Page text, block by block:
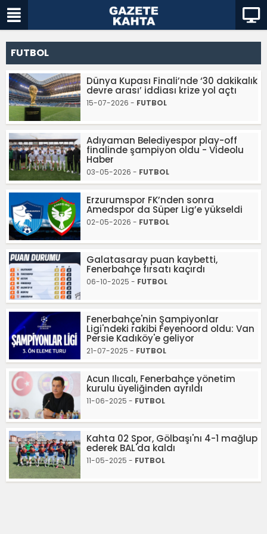
FUTBOL
Dünya Kupası Finali’nde ‘30 dakikalık
devre arası’ iddiası krize yol açtı
15-07-2026 - FUTBOL
Adıyaman Belediyespor play-off
finalinde şampiyon oldu - Videolu
Haber
03-05-2026 - FUTBOL
Erzurumspor FK’nden sonra
Amedspor da Süper Lig’e yükseldi
02-05-2026 - FUTBOL
Galatasaray puan kaybetti,
Fenerbahçe fırsatı kaçırdı
06-10-2025 - FUTBOL
Fenerbahçe'nin Şampiyonlar
Ligi'ndeki rakibi Feyenoord oldu: Van
Persie Kadıköy'e geliyor
21-07-2025 - FUTBOL
Acun Ilıcalı, Fenerbahçe yönetim
kurulu üyeliğinden ayrıldı
11-06-2025 - FUTBOL
Kahta 02 Spor, Gölbaşı'nı 4-1 mağlup
ederek BAL'da kaldı
11-05-2025 - FUTBOL